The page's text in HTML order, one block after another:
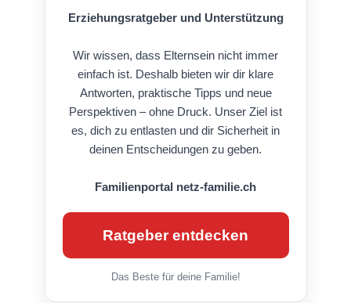
Erziehungsratgeber und Unterstützung
Wir wissen, dass Elternsein nicht immer
einfach ist. Deshalb bieten wir dir klare
Antworten, praktische Tipps und neue
Perspektiven – ohne Druck. Unser Ziel ist
es, dich zu entlasten und dir Sicherheit in
deinen Entscheidungen zu geben.
Familienportal netz-familie.ch
Ratgeber entdecken
Das Beste für deine Familie!